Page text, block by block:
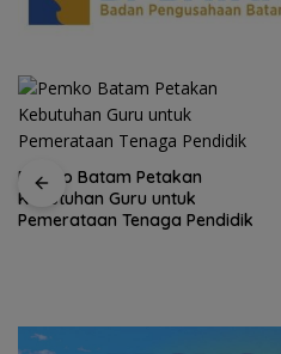
Pemko Batam Petakan
Kebutuhan Guru untuk
Pemerataan Tenaga Pendidik